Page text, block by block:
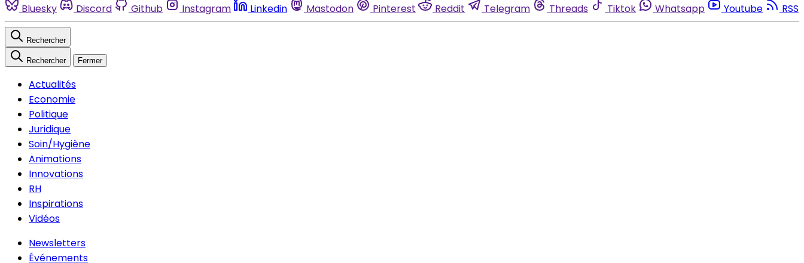
Bluesky Discord Github Instagram Linkedin Mastodon Pinterest Reddit Telegram Threads Tiktok Whatsapp Youtube RSS
Rechercher
Rechercher Fermer
Actualités
Economie
Politique
Juridique
Soin/Hygiène
Animations
Innovations
RH
Inspirations
Vidéos
Newsletters
Événements